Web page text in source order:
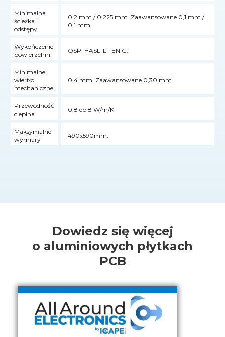
Minimalna
ścieżka i
odstępy
0,2 mm / 0,225 mm. Zaawansowane 0,1 mm /
0,1 mm
Wykończenie
powierzchni
OSP, HASL-LF ENIG.
Minimalne
wiertło
mechaniczne
0,4 mm, Zaawansowane 0,30 mm
Przewodność
cieplna
0,8 do 8 W/m/K
Maksymalne
wymiary
490x590mm.
Dowiedz się więcej
o aluminiowych płytkach
PCB